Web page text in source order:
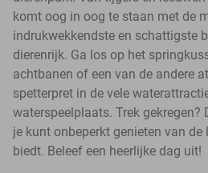
komt oog in oog te staan met de
indrukwekkendste en schattigste
dierenrijk. Ga los op het
achtbanen of een van de andere
spetterpret in de vele
waterspeelplaats. Trek
je kunt onbeperkt genieten van
biedt. Beleef een heerlijke dag uit!